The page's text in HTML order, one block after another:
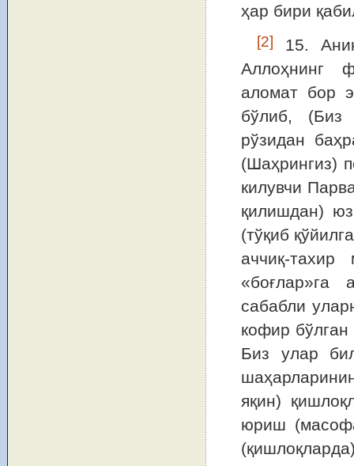
ҳар бири
[2] 15.
Аллоҳнинг
аломат бор
бўлиб, (Биз
рўзидан
(Шаҳрингиз)
килувчи
қилишдан)
(тўқиб
аччиқ-
«боғлар»га
сабабли
кофир
Биз улар
яқин)
юриш